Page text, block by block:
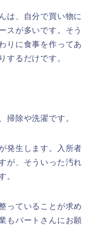
は、自分で買い物に
スが多いです。そう
りに食事を作ってあ
するだけです。
掃除や洗濯です。
発生します。入所者
が、そういった汚れ
。
っていることが求め
もパートさんにお願